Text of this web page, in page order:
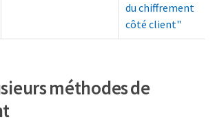
du chiffrement
côté client"
méthodes de